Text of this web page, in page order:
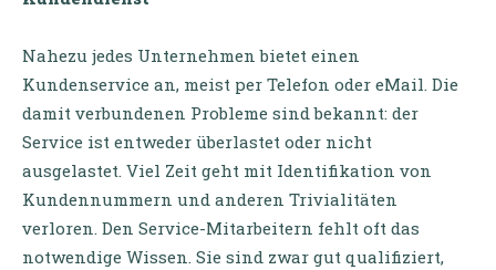
Nahezu jedes Unternehmen bietet einen
Kundenservice an, meist per Telefon oder eMail. Die
damit verbundenen Probleme sind bekannt: der
Service ist entweder überlastet oder nicht
ausgelastet. Viel Zeit geht mit Identifikation von
Kundennummern und anderen Trivialitäten
verloren. Den Service-Mitarbeitern fehlt oft das
notwendige Wissen. Sie sind zwar gut qualifiziert,